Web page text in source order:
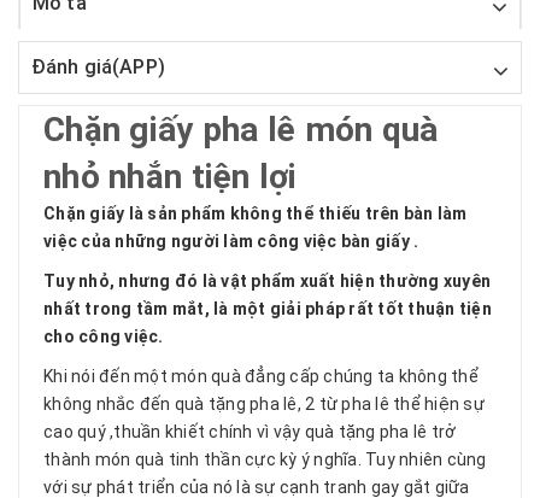
Đánh giá(APP)
Chặn giấy pha lê món quà
nhỏ nhắn tiện lợi
Chặn giấy là sản phẩm không thể thiếu trên bàn làm
việc của những người làm công việc bàn giấy .
Tuy nhỏ, nhưng đó là vật phẩm xuất hiện thường xuyên
nhất trong tầm mắt, là một giải pháp rất tốt thuận tiện
cho công việc.
Khi nói đến một món quà đẳng cấp chúng ta không thể
không nhắc đến quà tặng pha lê, 2 từ pha lê thể hiện sự
cao quý ,thuần khiết chính vì vậy quà tặng pha lê trở
thành món quà tinh thần cực kỳ ý nghĩa. Tuy nhiên cùng
với sự phát triển của nó là sự cạnh tranh gay gắt giữa